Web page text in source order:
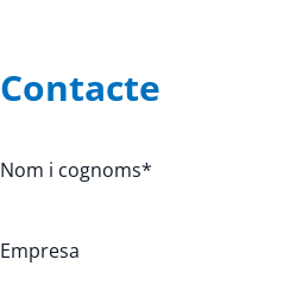
Contacte
Nom i cognoms*
Empresa